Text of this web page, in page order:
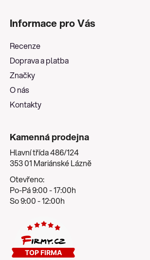
Informace pro Vás
Recenze
Doprava a platba
Značky
O nás
Kontakty
Kamenná prodejna
Hlavní třída 486/124
353 01 Mariánské Lázně
Otevřeno:
Po-Pá 9:00 - 17:00h
So 9:00 - 12:00h